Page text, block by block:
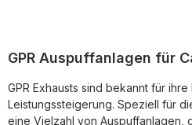
Montage erfolgt als Plug-&-
Auspuff leicht montieren lässt.
Hergestellt in Italien und DIN-
Auspuff Qualität, Performance
Kombination. Dual homologierter Slip-On Auspuff mit
GPR Auspuffanlagen für
GPR Exhausts sind bekannt für
Leistungssteigerung. Speziell für
eine Vielzahl von Auspuffanlagen,